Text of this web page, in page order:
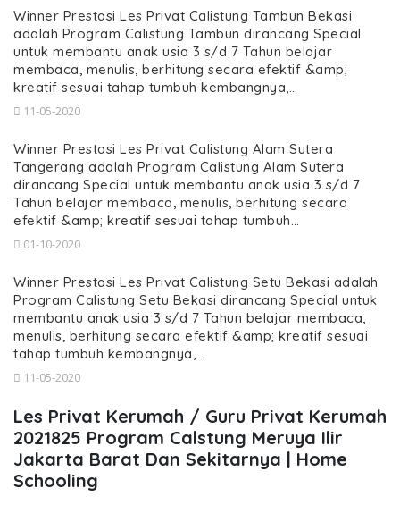
Winner Prestasi Les Privat Calistung Tambun Bekasi
adalah Program Calistung Tambun dirancang Special
untuk membantu anak usia 3 s/d 7 Tahun belajar
membaca, menulis, berhitung secara efektif &amp;
kreatif sesuai tahap tumbuh kembangnya,…
11-05-2020
Winner Prestasi Les Privat Calistung Alam Sutera
Tangerang adalah Program Calistung Alam Sutera
dirancang Special untuk membantu anak usia 3 s/d 7
Tahun belajar membaca, menulis, berhitung secara
efektif &amp; kreatif sesuai tahap tumbuh…
01-10-2020
Winner Prestasi Les Privat Calistung Setu Bekasi adalah
Program Calistung Setu Bekasi dirancang Special untuk
membantu anak usia 3 s/d 7 Tahun belajar membaca,
menulis, berhitung secara efektif &amp; kreatif sesuai
tahap tumbuh kembangnya,…
11-05-2020
Les Privat Kerumah / Guru Privat Kerumah
2021825 Program Calstung Meruya Ilir
Jakarta Barat Dan Sekitarnya | Home
Schooling